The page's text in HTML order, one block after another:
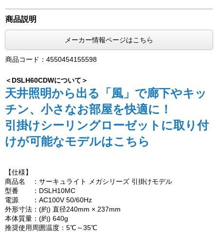
商品説明
メーカー情報ページはこちら
商品コード：4550454155598
＜DSLH60CDWについて＞
天井照明から出る「風」で廊下やキッ
チン、小さなお部屋を快適に！
引掛けシーリングローゼットに取り付
けが可能なモデルはこちら
【仕様】
商品名 ：サーキュライト メガシリーズ 引掛けモデル
型番 ：DSLH10MC
電源 ：AC100V 50/60Hz
外形寸法：(約) 直径240mm × 237mm
本体質量：(約) 640g
推奨使用周囲温度：5℃～35℃